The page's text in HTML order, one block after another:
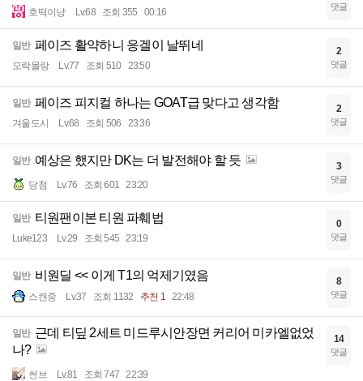
호떡이냥 Lv.68 조회 355 00:16 댓글
일반 페이즈 활약하니 응겔이 날뛰네
모락몰랑 Lv.77 조회 510 23:50
2
댓글
일반 페이즈 피지컬 하나는 GOAT급 맞다고 생각함
겨울도시 Lv.68 조회 506 23:36
2
댓글
일반 예상은 했지만 DK는 더 발전해야 할 듯
당첨 Lv.76 조회 601 23:20
3
댓글
일반 티원팬이본 티원 파훼법
Luke123 Lv.29 조회 545 23:19
0
댓글
일반 비원딜 << 이게 T1의 억제기였음
스캔중 Lv.37 조회 1132 추천 1 22:48
8
댓글
일반 근데 티딮 2세트 미드루시안장면 커리어 미카엘없었
나?
썬브 Lv.81 조회 747 22:39
14
댓글